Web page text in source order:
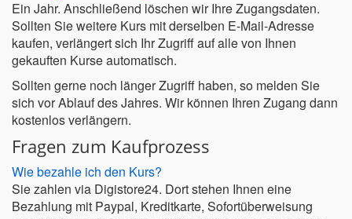
Ein Jahr. Anschließend löschen wir Ihre Zugangsdaten.
Sollten Sie weitere Kurs mit derselben E-Mail-Adresse
kaufen, verlängert sich Ihr Zugriff auf alle von Ihnen
gekauften Kurse automatisch.
Sollten gerne noch länger Zugriff haben, so melden Sie
sich vor Ablauf des Jahres. Wir können Ihren Zugang dann
kostenlos verlängern.
Fragen zum Kaufprozess
Wie bezahle ich den Kurs?
Sie zahlen via Digistore24. Dort stehen Ihnen eine
Bezahlung mit Paypal, Kreditkarte, Sofortüberweisung